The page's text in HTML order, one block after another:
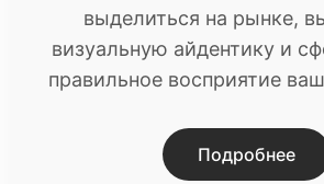
выделиться на рынке,
визуальную айдентику и
правильное восприятие
Подробнее